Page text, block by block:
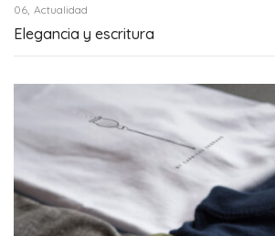
06, Actualidad
Elegancia y escritura